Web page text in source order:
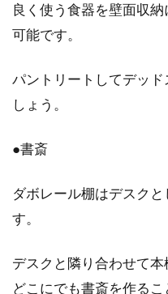
良く使う食器を壁面収
可能です。
パントリートしてデッ
しょう。
●書斎
ダボレール棚はデスク
す。
デスクと隣り合わせて本
どこにでも書斎を作るこ